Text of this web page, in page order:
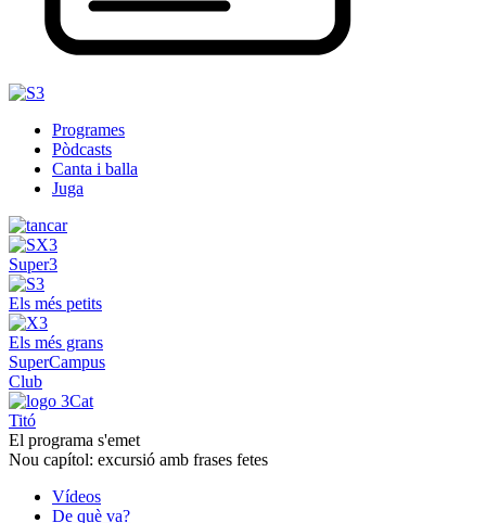
Programes
Pòdcasts
Canta i balla
Juga
Super3
Els més petits
Els més grans
SuperCampus
Club
Titó
El programa s'emet
Nou capítol: excursió amb frases fetes
Vídeos
De què va?